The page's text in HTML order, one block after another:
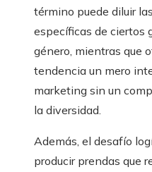
término puede diluir
específicas de ciertos
género, mientras que
tendencia un mero
marketing sin un
la diversidad.
Además, el desafío
producir prendas que